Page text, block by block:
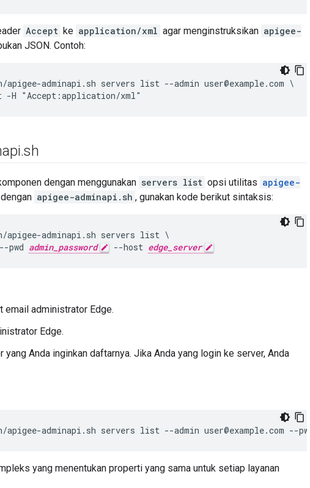
Accept ke application/xml agar menginstruksikan apigee-
JSON. Contoh:
adminapi.sh servers list --admin user@example.com \
-H "Accept:application/xml"
.sh
dengan menggunakan servers list opsi utilitas apigee-
apigee-adminapi.sh , gunakan kode berikut sintaksis:
apigee-adminapi.sh servers list \
pwd admin_password --host edge_server
email administrator Edge.
Edge.
Anda inginkan daftarnya. Jika Anda yang login ke server, Anda
adminapi.sh servers list --admin user@example.com --
yang menentukan properti yang sama untuk setiap layanan